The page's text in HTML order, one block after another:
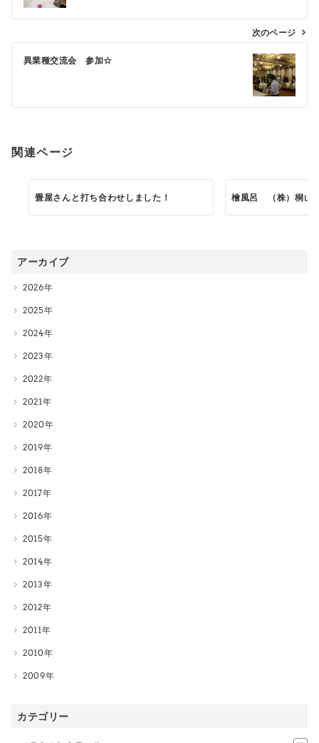
ナ
ゲ
シ
ン
次のページ
異業種交流会 参加☆
関連ページ
畳屋さんと打ち合わせしました！ 檜風呂 （株）桐山
アーカイブ
2026
2025
2024
2023
2022
2021
2020
2019
2018
2017
2016
2015
2014
2013
2012
2011
2010
2009
カテゴリー